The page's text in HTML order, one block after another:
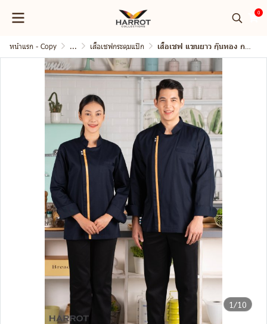
0
หน้าแรก - Copy ... เสื้อเชฟกระดุมแป๊ก เสื้อเชฟ แขนยาว กุ๊นทอง กระดุมแป๊ก
1/10